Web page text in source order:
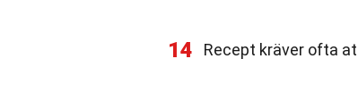
14 Recept kräver ofta